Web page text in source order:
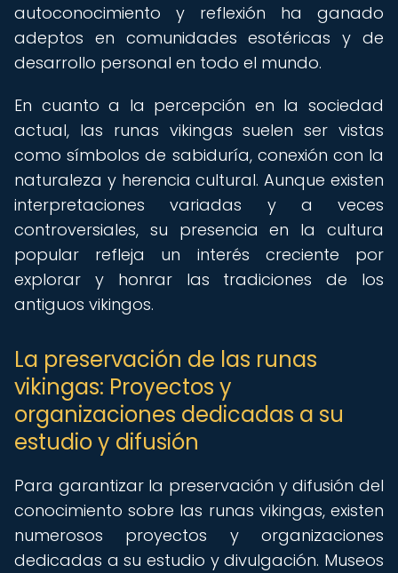
autoconocimiento y reflexión ha ganado
adeptos en comunidades esotéricas y de
desarrollo personal en todo el mundo.
En cuanto a la percepción en la sociedad
actual, las runas vikingas suelen ser vistas
como símbolos de sabiduría, conexión con la
naturaleza y herencia cultural. Aunque existen
interpretaciones variadas y a veces
controversiales, su presencia en la cultura
popular refleja un interés creciente por
explorar y honrar las tradiciones de los
antiguos vikingos.
La preservación de las runas
vikingas: Proyectos y
organizaciones dedicadas a su
estudio y difusión
Para garantizar la preservación y difusión del
conocimiento sobre las runas vikingas, existen
numerosos proyectos y organizaciones
dedicadas a su estudio y divulgación. Museos